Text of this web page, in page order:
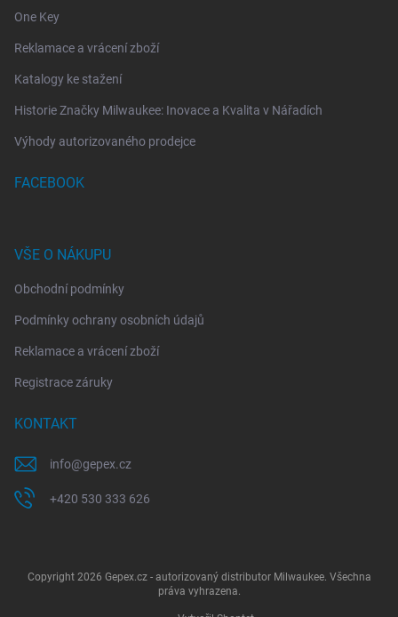
One Key
Reklamace a vrácení zboží
Katalogy ke stažení
Historie Značky Milwaukee: Inovace a Kvalita v Nářadích
Výhody autorizovaného prodejce
FACEBOOK
VŠE O NÁKUPU
Obchodní podmínky
Podmínky ochrany osobních údajů
Reklamace a vrácení zboží
Registrace záruky
KONTAKT
info@gepex.cz
+420 530 333 626
Copyright 2026 Gepex.cz - autorizovaný distributor Milwaukee. Všechna
práva vyhrazena.